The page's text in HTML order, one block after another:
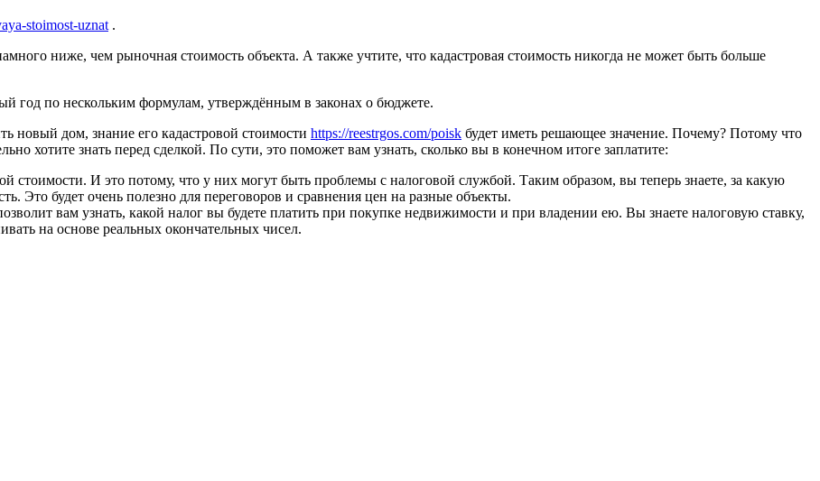
stoimost-uznat .
ниже, чем рыночная стоимость объекта. А также учтите, что кадастровая стоимость никогда не может быть больше
год по нескольким формулам, утверждённым в законах о бюджете.
новый дом, знание его кадастровой стоимости https://reestrgos.com/poisk будет иметь решающее значение. Почему? Потому что
хотите знать перед сделкой. По сути, это поможет вам узнать, сколько вы в конечном итоге заплатите:
стоимости. И это потому, что у них могут быть проблемы с налоговой службой. Таким образом, вы теперь знаете, за какую
Это будет очень полезно для переговоров и сравнения цен на разные объекты.
вам узнать, какой налог вы будете платить при покупке недвижимости и при владении ею. Вы знаете налоговую ставку,
на основе реальных окончательных чисел.